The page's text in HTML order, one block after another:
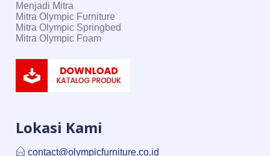
Menjadi Mitra
Mitra Olympic Furniture
Mitra Olympic Springbed
Mitra Olympic Foam
Lokasi Kami
contact@olympicfurniture.co.id